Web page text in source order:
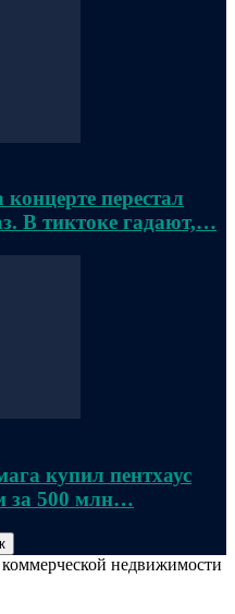
перестал
В тиктоке гадают,…
купил пентхаус
за 500 млн…
недвижимости